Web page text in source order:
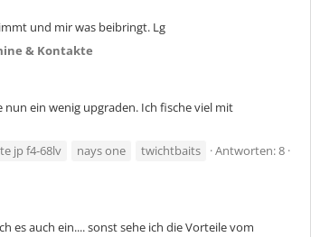
und mir was beibringt. Lg
& Kontakte
ein wenig upgraden. Ich fische viel mit
jp f4-68lv nays one twichtbaits
Antworten: 8
es auch ein.... sonst sehe ich die Vorteile vom